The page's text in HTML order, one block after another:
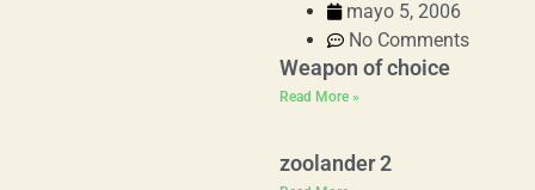
mayo 5, 2006
No Comments
Weapon of choice
Read More »
zoolander 2